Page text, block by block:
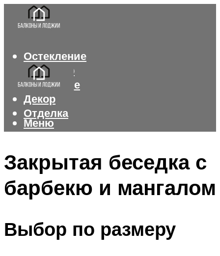
Остекление
Интерьер
Утепление
Декор
Отделка
Меню
Закрытая беседка с
барбекю и мангалом
Выбор по размеру